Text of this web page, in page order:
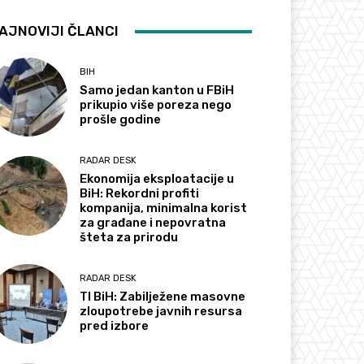
ČLANCI
BIH
Samo jedan kanton u FBiH
prikupio više poreza nego
prošle godine
RADAR DESK
Ekonomija eksploatacije u
BiH: Rekordni profiti
kompanija, minimalna korist
za građane i nepovratna
šteta za prirodu
RADAR DESK
TI BiH: Zabilježene masovne
zloupotrebe javnih resursa
pred izbore